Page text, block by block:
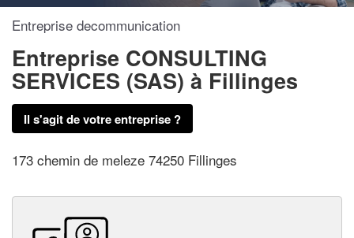
Entreprise decommunication
Entreprise CONSULTING
SERVICES (SAS) à Fillinges
Il s'agit de votre entreprise ?
173 chemin de meleze 74250 Fillinges